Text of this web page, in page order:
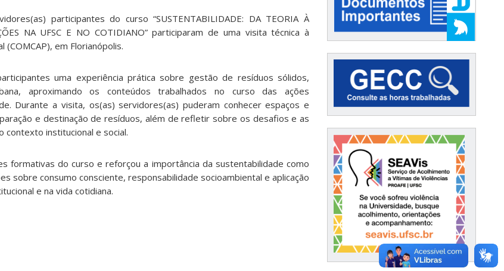
participantes do curso “SUSTENTABILIDADE: DA TEORIA À
NA UFSC E NO COTIDIANO” participaram de uma visita técnica à
(COMCAP), em Florianópolis.
uma experiência prática sobre gestão de resíduos sólidos,
aproximando os conteúdos trabalhados no curso das ações
Durante a visita, os(as) servidores(as) puderam conhecer espaços e
e destinação de resíduos, além de refletir sobre os desafios e as
contexto institucional e social.
formativas do curso e reforçou a importância da sustentabilidade como
sobre consumo consciente, responsabilidade socioambiental e aplicação
e na vida cotidiana.